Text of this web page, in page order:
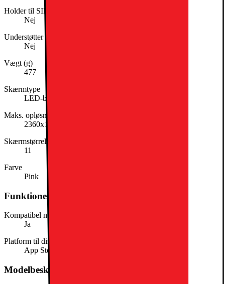
Holder til SIM-kort
Nej
Understøtter mobilt netværk
Nej
Vægt (g)
477
Skærmtype
LED-bagbelyst
Maks. opløsning
2360x1640
Skærmstørrelse (tommer)
11
Farve
Pink
Funktioner
Kompatibel med stylus
Ja
Platform til distribution af apps
App Store
Modelbeskrivelse